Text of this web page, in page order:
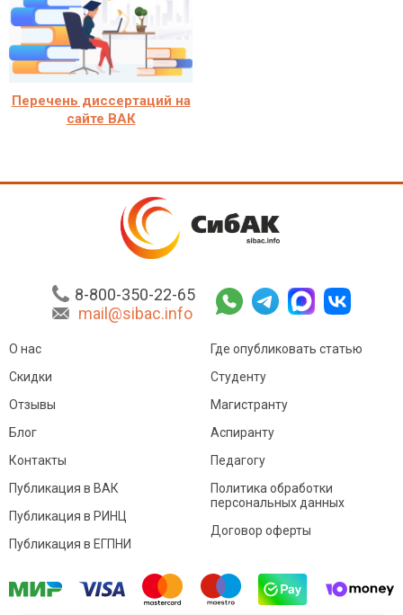
Перечень диссертаций на
сайте ВАК
8-800-350-22-65
mail@sibac.info
О нас
Скидки
Отзывы
Блог
Контакты
Где опубликовать статью
Студенту
Магистранту
Аспиранту
Педагогу
Публикация в ВАК
Публикация в РИНЦ
Публикация в ЕГПНИ
Политика обработки
персональных данных
Договор оферты